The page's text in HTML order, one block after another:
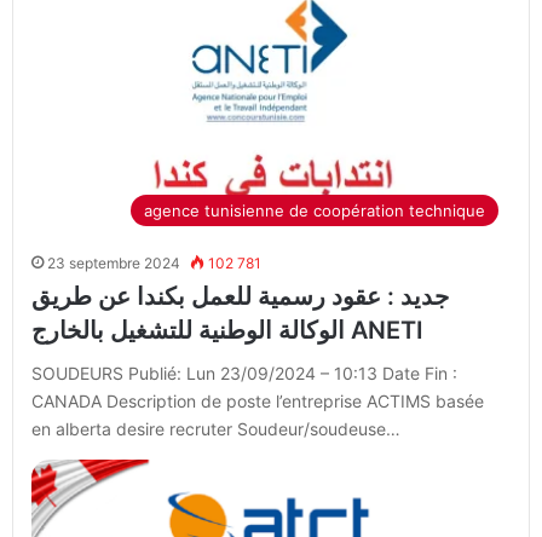
agence tunisienne de coopération technique
23 septembre 2024 102 781
جديد : عقود رسمية للعمل بكندا عن طريق
الوكالة الوطنية للتشغيل بالخارج ANETI
SOUDEURS Publié: Lun 23/09/2024 – 10:13 Date Fin :
CANADA Description de poste l’entreprise ACTIMS basée
en alberta desire recruter Soudeur/soudeuse…